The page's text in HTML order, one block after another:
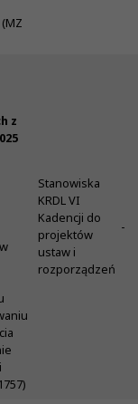
z
Stanowiska
KRDL VI
Kadencji do
projektów
ustaw i
rozporządzeń
-